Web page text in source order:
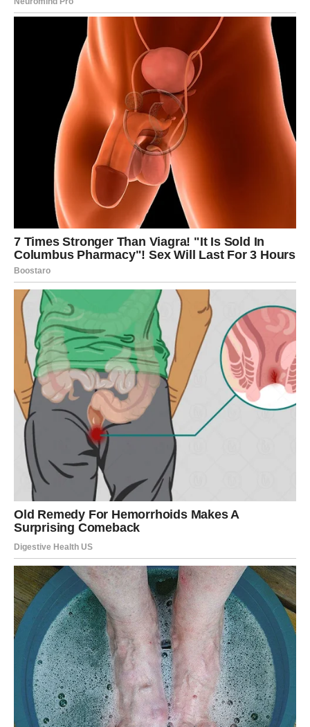
EMOTIVNI ZAOKRET –
PRESTAJETE DA ANALIZIRATE
LJUBAV
Na emotivnom planu, Devica je često sklona da previše
razmišlja: šta je rečeno, kako je rečeno, šta je moglo
drugačije. Zvezde sada poručuju:
savršenstvo
. Naredni dani donose jasnoću u odnosima –
ili se odnos smiruje i produbljuje, ili Devica shvata da je
vreme da se povuče iz priče u kojoj stalno pokušava da
„popravi“ stvari.
Ovo nije period konflikata, već period razumevanja.
Prestajete da preuzimate odgovornost za tuđe emocije i
počinjete da slušate svoje. Za slobodne Device, promena
fokusa znači otvaranje prema jednostavnijoj, iskrenijoj
energiji – onoj u kojoj ne morate da se dokazujete da
biste bili voljeni.
VAŠA SNAGA JE U MIRU, A NE U
KONTROLI
Devicina prava snaga nikada nije bila u savršenstvu, već u
posvećenosti i iskrenosti. Naredni dani vas podsećaju da
ne morate sve da držite pod kontrolom da bi bilo u redu.
postajete snažniji nego ikada.
Počinjete da birate mir umesto stalne napetosti. Da se
povučete iz situacija koje vas troše. Da kažete „dovoljno
je“ bez objašnjenja. To je znak zrelosti, a ne odustajanja.